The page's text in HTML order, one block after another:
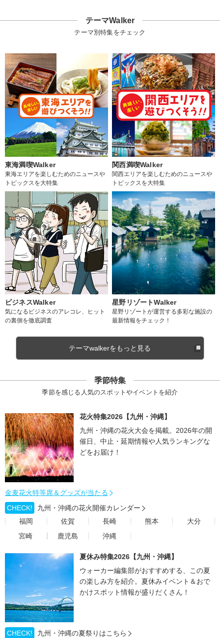
テーマWalker
テーマ別特集をチェック
東海満喫Walker
東海エリアを楽しむためのニュースや
トピックスを大特集
関西満喫Walker
関西エリアを楽しむためのニュースや
トピックスを大特集
ビジネスWalker
気になるビジネスのアレコレ、ヒット
の裏側を徹底調査
星野リゾートWalker
星野リゾートが運営する多彩な施設の
最新情報をチェック！
テーマwalkerをもっと見る
季節特集
季節を感じる人気のスポットやイベントを紹介
花火特集2026【九州・沖縄】
九州・沖縄の花火大会を掲載。2026年の開
催日、中止・延期情報や人気ランキングな
どをお届け！
金麦花火特等席＆グッズが当たる
CHECK!
九州・沖縄の花火開催カレンダー
福岡
佐賀 長崎 熊本
大分
宮崎
鹿児島 沖縄
夏休み特集2026【九州・沖縄】
ウォーカー編集部がおすすめする、この夏
の楽しみ方を紹介。夏休みイベント＆おで
かけスポット情報が盛りだくさん！
CHECK!
九州・沖縄の夏祭りはこちら